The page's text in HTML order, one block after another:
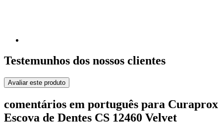
Testemunhos dos nossos clientes
Avaliar este produto
comentários em português para Curaprox
Escova de Dentes CS 12460 Velvet